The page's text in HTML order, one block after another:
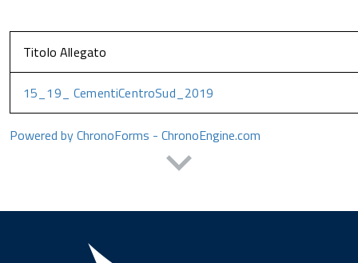
Titolo Allegato
15_19_ CementiCentroSud_2019
Powered by ChronoForms - ChronoEngine.com